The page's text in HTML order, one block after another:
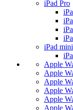
iPad Pro
iPad mini
Apple
Apple
Apple
Apple
Apple
Apple